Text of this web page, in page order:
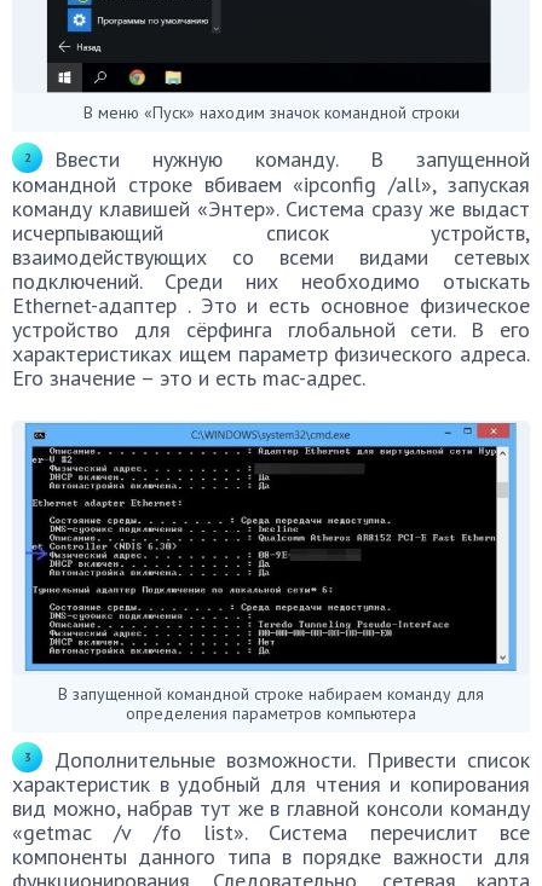
В меню «Пуск» находим значок командной строки
Ввести нужную команду. В запущенной
командной строке вбиваем «ipconfig /all», запуская
команду клавишей «Энтер». Система сразу же выдаст
исчерпывающий список устройств,
взаимодействующих со всеми видами сетевых
подключений. Среди них необходимо отыскать
Ethernet-адаптер . Это и есть основное физическое
устройство для сёрфинга глобальной сети. В его
характеристиках ищем параметр физического адреса.
Его значение – это и есть mac-адрес.
В запущенной командной строке набираем команду для
определения параметров компьютера
Дополнительные возможности. Привести список
характеристик в удобный для чтения и копирования
вид можно, набрав тут же в главной консоли команду
«getmac /v /fo list». Система перечислит все
компоненты данного типа в порядке важности для